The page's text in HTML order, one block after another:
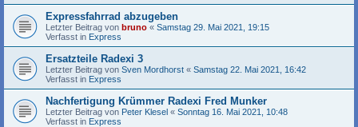
Expressfahrrad abzugeben
Letzter Beitrag von bruno « Samstag 29. Mai 2021, 19:15
Verfasst in Express
Ersatzteile Radexi 3
Letzter Beitrag von Sven Mordhorst « Samstag 22. Mai 2021, 16:42
Verfasst in Express
Nachfertigung Krümmer Radexi Fred Munker
Letzter Beitrag von Peter Klesel « Sonntag 16. Mai 2021, 10:48
Verfasst in Express